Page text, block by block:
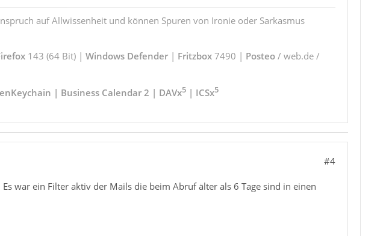
auf Allwissenheit und können Spuren von Ironie oder Sarkasmus
143 (64 Bit) | Windows Defender| Fritzbox7490 | Posteo/ web.de /
| Business Calendar 2 | DAVx5| ICSx5
#4
war ein Filter aktiv der Mails die beim Abruf älter als 6 Tage sind in einen